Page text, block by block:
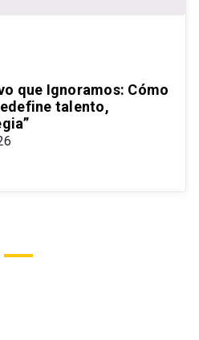
que Ignoramos: Cómo
talento,